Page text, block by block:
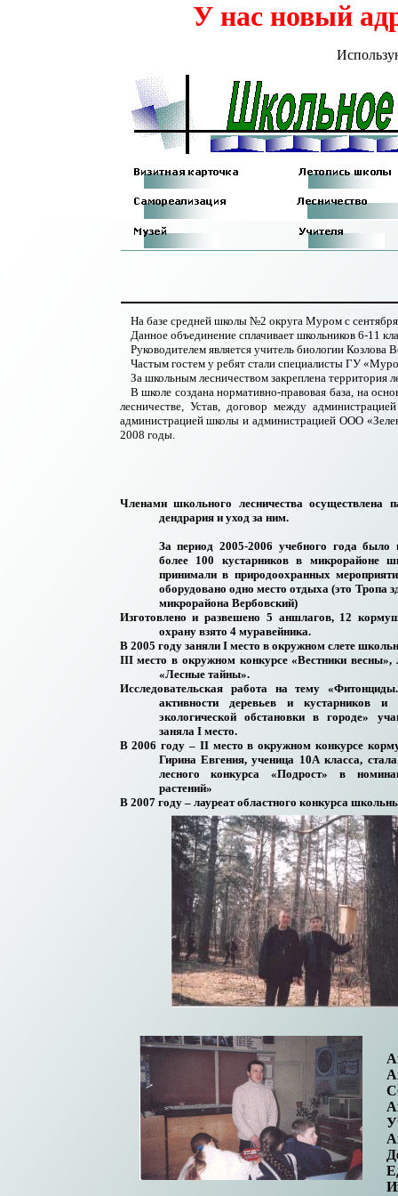
У нас новый
На базе средней школы №2 округа Муром с
Данное объединение сплачивает школьников 6-11
Руководителем является учитель биологии Козлова
Частым гостем у ребят стали специалисты ГУ «
За школьным лесничеством закреплена территория
В школе создана нормативно-правовая база, на
лесничестве, Устав, договор между
администрацией школы и администрацией ООО«
2008 годы.
Членами школьного лесничества осуществлена
дендрария и уход за ним.
За период 2005-2006 учебного года было
более 100 кустарников в микрорайоне
принимали в природоохранных
оборудовано одно место отдыха (это Тропа
микрорайона Вербовский)
Изготовлено и развешено 5 аншлагов, 12
охрану взято 4 муравейника.
В 2005 году заняли I место в окружном слете
IIIместо в окружном конкурсе«Вестники весны»,
«Лесные тайны».
Исследовательская работа на тему«
активности деревьев и кустарников
экологической обстановки в городе»
заняла I место.
В 2006 году – II место в окружном конкурсе
Гирина Евгения, ученица 10А класса,
лесного конкурса«Подрост»в
растений»
В 2007 году – лауреат областного конкурса